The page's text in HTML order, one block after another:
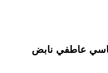
عاطفي نابض